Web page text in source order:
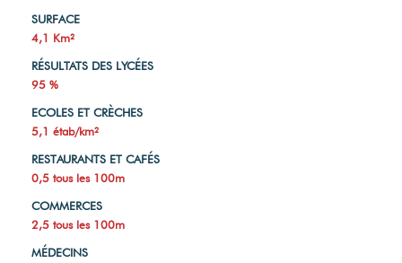
SURFACE
4,1 Km²
RÉSULTATS DES LYCÉES
95 %
ECOLES ET CRÈCHES
5,1 étab/km²
RESTAURANTS ET CAFÉS
0,5 tous les 100m
COMMERCES
2,5 tous les 100m
MÉDECINS